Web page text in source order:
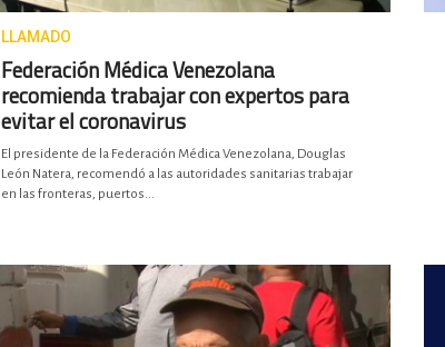
LLAMADO
Federación Médica Venezolana
recomienda trabajar con expertos para
evitar el coronavirus
El presidente de la Federación Médica Venezolana, Douglas
León Natera, recomendó a las autoridades sanitarias trabajar
en las fronteras, puertos...